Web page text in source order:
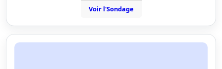
Voir l'Sondage